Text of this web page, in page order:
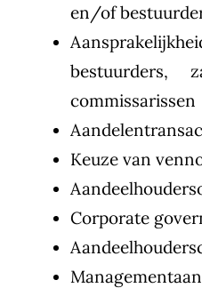
en/of
bestuurders,
commissarissen
Keuze van
Corporate